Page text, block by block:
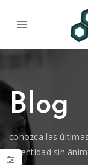
Blog
conozca las
su entidad sin